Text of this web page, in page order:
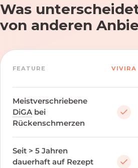
Was
von anderen
FEATURE VIVIRA
Meistverschriebene
DiGA bei
Rückenschmerzen
Seit > 5 Jahren
dauerhaft auf Rezept